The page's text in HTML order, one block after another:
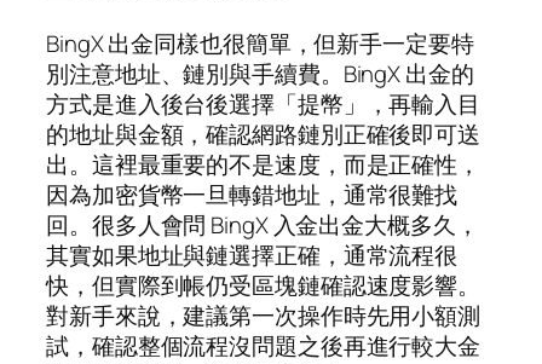
BingX 出金同樣也很簡單，但新手一定要特
別注意地址、鏈別與手續費。BingX 出金的
方式是進入後台後選擇「提幣」，再輸入目
的地址與金額，確認網路鏈別正確後即可送
出。這裡最重要的不是速度，而是正確性，
因為加密貨幣一旦轉錯地址，通常很難找
回。很多人會問 BingX 入金出金大概多久，
其實如果地址與鏈選擇正確，通常流程很
快，但實際到帳仍受區塊鏈確認速度影響。
對新手來說，建議第一次操作時先用小額測
試，確認整個流程沒問題之後再進行較大金